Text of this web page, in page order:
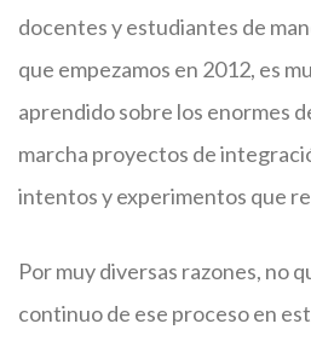
docentes y estudiantes de
que empezamos en 2012, es
aprendido sobre los enormes
marcha proyectos de
intentos y experimentos que
Por muy diversas razones, no
continuo de ese proceso en